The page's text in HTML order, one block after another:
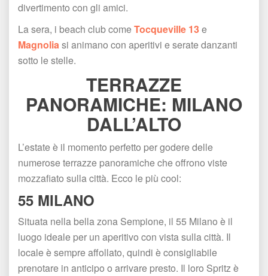
divertimento con gli amici.
La sera, i beach club come Tocqueville 13 e
Magnolia si animano con aperitivi e serate danzanti
otto le stelle.
TERRAZZE
PANORAMICHE: MILANO
DALL’ALTO
L’estate è il momento perfetto per godere delle
numerose terrazze panoramiche che offrono viste
mozzafiato sulla città. Ecco le più cool:
55 MILANO
Situata nella bella zona Sempione, il 55 Milano è il
luogo ideale per un aperitivo con vista sulla città. Il
locale è sempre affollato, quindi è consigliabile
prenotare in anticipo o arrivare presto. Il loro Spritz è